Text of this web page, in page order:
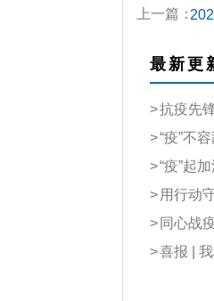
上一篇：
最新更
>抗疫先锋 |
>“疫”不容辞
>“疫”起
> 用行动守护健康
> 同心战疫
>喜报 | 我校交通